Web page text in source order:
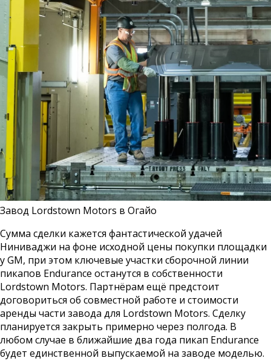
Завод Lordstown Motors в Огайо
Сумма сделки кажется фантастической удачей
Ниниваджи на фоне исходной цены покупки площадки
у GM, при этом ключевые участки сборочной линии
пикапов Endurance останутся в собственности
Lordstown Motors. Партнёрам ещё предстоит
договориться об совместной работе и стоимости
аренды части завода для Lordstown Motors. Сделку
планируется закрыть примерно через полгода. В
любом случае в ближайшие два года пикап Endurance
будет единственной выпускаемой на заводе моделью.